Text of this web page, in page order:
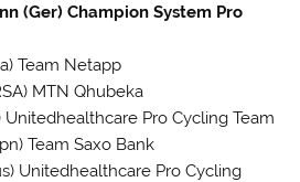
(Ger) Champion System Pro
Team Netapp
MTN Qhubeka
Unitedhealthcare Pro Cycling Team
Team Saxo Bank
Unitedhealthcare Pro Cycling